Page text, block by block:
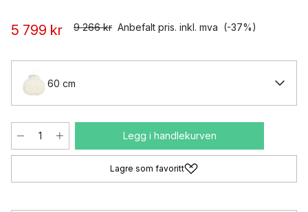
5 799 kr 9 266 kr Anbefalt pris. inkl. mva (-37%)
60 cm
Legg i handlekurven
Lagre som favoritt